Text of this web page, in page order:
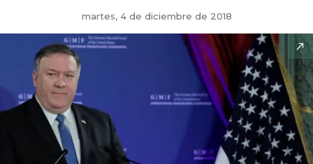
martes, 4 de diciembre de 2018